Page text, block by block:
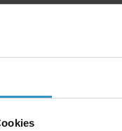
ультрафиолета
компоненты: